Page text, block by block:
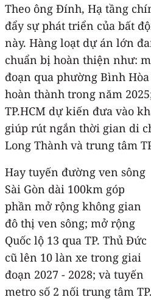
Theo ông Đính, Hạ tầng
đẩy sự phát triển của bất
này. Hàng loạt dự án lớn
chuẩn bị hoàn thiện như:
đoạn qua phường Bình
hoàn thành trong năm
TP.HCM dự kiến đưa vào
giúp rút ngắn thời gian di
Long Thành và trung tâm
Hay tuyến đường ven sông
Sài Gòn dài 100km góp
phần mở rộng không gian
đô thị ven sông; mở rộng
Quốc lộ 13 qua TP. Thủ Đức
cũ lên 10 làn xe trong giai
đoạn 2027 - 2028; và tuyến
metro số 2 nối trung tâm